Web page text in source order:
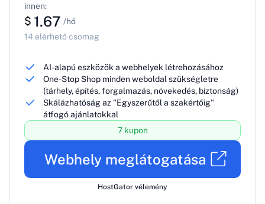
innen:
$ 1.67 /hó
14 elérhető csomag
AI-alapú eszközök a webhelyek létrehozásához
One-Stop Shop minden weboldal szükségletre
(tárhely, építés, forgalmazás, növekedés, biztonság)
Skálázhatóság az "Egyszerűtől a szakértőig"
átfogó ajánlatokkal
7 kupon
Webhely meglátogatása
HostGator vélemény